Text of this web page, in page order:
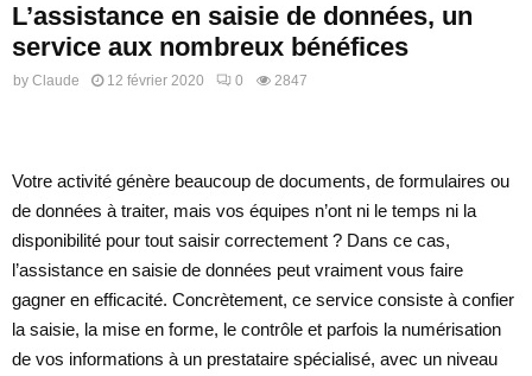
L’assistance en saisie de données, un
service aux nombreux bénéfices
by Claude 12 février 2020 0 2847
Votre activité génère beaucoup de documents, de formulaires ou
de données à traiter, mais vos équipes n’ont ni le temps ni la
disponibilité pour tout saisir correctement ? Dans ce cas,
l’assistance en saisie de données peut vraiment vous faire
gagner en efficacité. Concrètement, ce service consiste à confier
la saisie, la mise en forme, le contrôle et parfois la numérisation
de vos informations à un prestataire spécialisé, avec un niveau